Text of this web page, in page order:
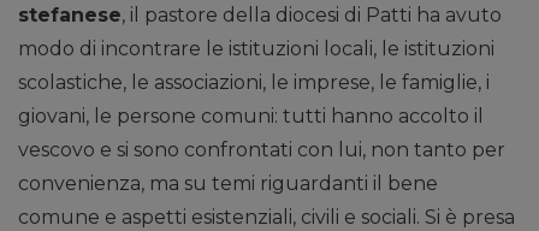
stefanese, il pastore della diocesi di Patti ha avuto
modo di incontrare le istituzioni locali, le istituzioni
scolastiche, le associazioni, le imprese, le famiglie, i
giovani, le persone comuni: tutti hanno accolto il
vescovo e si sono confrontati con lui, non tanto per
convenienza, ma su temi riguardanti il bene
comune e aspetti esistenziali, civili e sociali. Si è presa